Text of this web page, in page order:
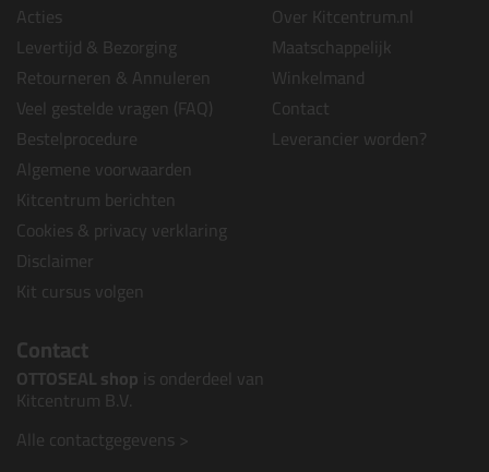
Acties
Levertijd & Bezorging
Retourneren & Annuleren
Veel gestelde vragen (FAQ)
Bestelprocedure
Algemene voorwaarden
Kitcentrum berichten
Cookies & privacy verklaring
Disclaimer
Kit cursus volgen
Over Kitcentrum.nl
Maatschappelijk
Winkelmand
Contact
Leverancier worden?
Contact
OTTOSEAL shop is onderdeel van
Kitcentrum B.V.
Alle contactgegevens >